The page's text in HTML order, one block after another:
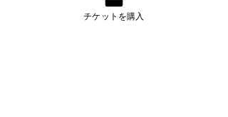
チケットを購入